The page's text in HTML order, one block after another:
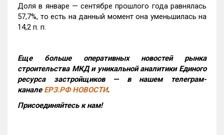
Доля в январе — сентябре прошлого года равнялась
57,7%, то есть на данный момент она уменьшилась на
14,2 п. п.
Еще больше оперативных новостей рынка
строительства МКД и уникальной аналитики Единого
ресурса застройщиков — в нашем телеграм-
канале ЕРЗ.РФ НОВОСТИ.
Присоединяйтесь к нам!